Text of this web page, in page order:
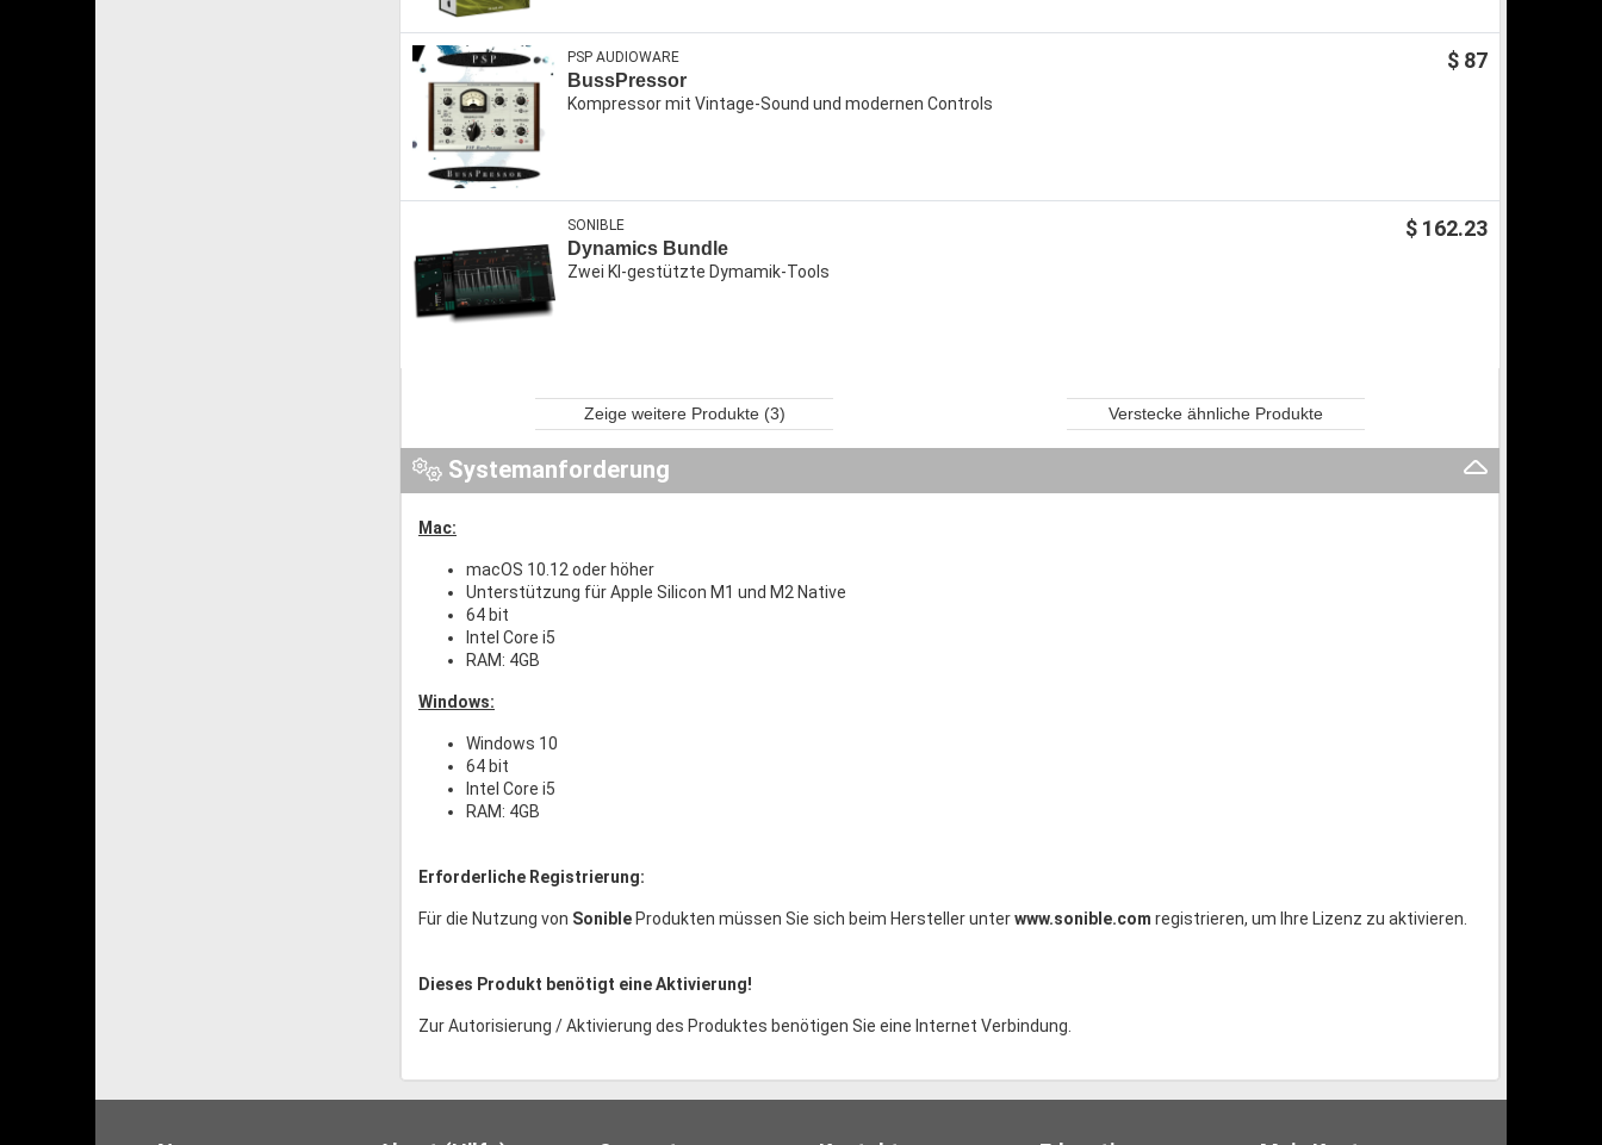
$ 87
PSP AUDIOWARE
BussPressor
Kompressor mit Vintage-Sound und modernen Controls
$ 162.23
SONIBLE
Dynamics Bundle
Zwei KI-gestützte Dymamik-Tools
Zeige weitere Produkte (3) Verstecke ähnliche Produkte
Systemanforderung
Mac:
macOS 10.12 oder höher
Unterstützung für Apple Silicon M1 und M2 Native
64 bit
Intel Core i5
RAM: 4GB
Windows:
Windows 10
64 bit
Intel Core i5
RAM: 4GB
Erforderliche Registrierung:
Für die Nutzung von Sonible Produkten müssen Sie sich beim Hersteller unterwww.sonible.com registrieren, um Ihre Lizenz zu aktivieren.
Dieses Produkt benötigt eine Aktivierung!
Zur Autorisierung / Aktivierung des Produktes benötigen Sie eine Internet Verbindung.